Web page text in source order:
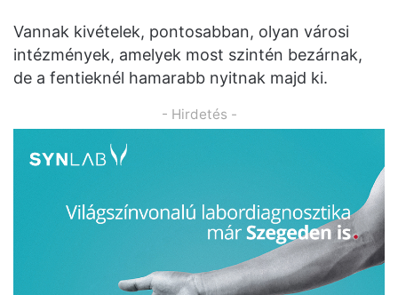
Vannak kivételek, pontosabban, olyan városi
intézmények, amelyek most szintén bezárnak,
de a fentieknél hamarabb nyitnak majd ki.
- Hirdetés -